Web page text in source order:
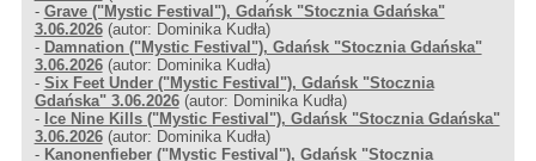
- Grave ("Mystic Festival"), Gdańsk "Stocznia Gdańska"
3.06.2026(autor: Dominika Kudła)
- Damnation ("Mystic Festival"), Gdańsk "Stocznia Gdańska"
3.06.2026(autor: Dominika Kudła)
- Six Feet Under ("Mystic Festival"), Gdańsk "Stocznia
Gdańska" 3.06.2026(autor: Dominika Kudła)
- Ice Nine Kills ("Mystic Festival"), Gdańsk "Stocznia Gdańska"
3.06.2026(autor: Dominika Kudła)
- Kanonenfieber ("Mystic Festival"), Gdańsk "Stocznia